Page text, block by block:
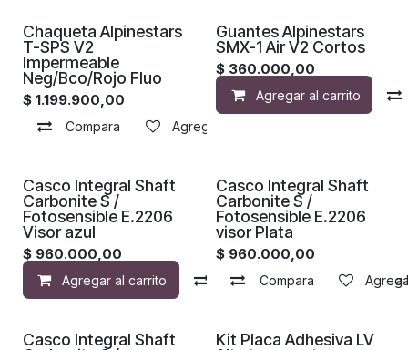
Chaqueta Alpinestars
T-SPS V2
Impermeable
Neg/Bco/Rojo Fluo
$ 1.199.900,00
Compara Agregar a la lista de deseos
Guantes Alpinestars
SMX-1 Air V2 Cortos
$ 360.000,00
Agregar al carrito
¡Nuevo!
Casco Integral Shaft
Carbonite S /
Fotosensible E.2206
Visor azul
$ 960.000,00
Agregar al carrito Compara Agregar a
¡Nuevo!
Casco Integral Shaft
Carbonite S /
Fotosensible E.2206
visor Plata
$ 960.000,00
Compara
Casco Integral Shaft
Kit Placa Adhesiva LV